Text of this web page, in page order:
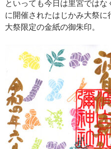
といっても今日は里宮ではな
に開催されたはじかみ大祭に
大祭限定の金紙の御朱印。